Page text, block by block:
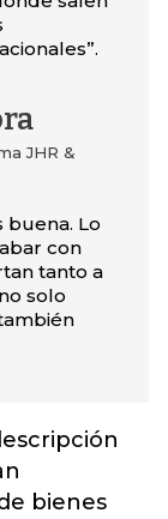
JHR &
buena. Lo
con
tanto a
solo
bienes